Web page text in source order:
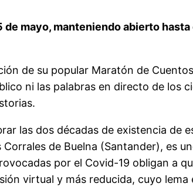
mayo, manteniendo abierto hasta
de su popular Maratón de
ni las palabras en directo de los
las dos décadas de existencia de
de Buelna (Santander), es
por el Covid-19 obligan a
virtual y más reducida, cuyo lema